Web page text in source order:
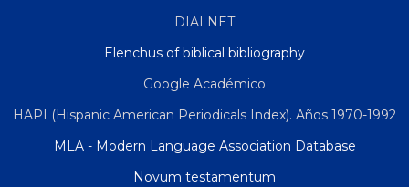
DIALNET
Elenchus of biblical bibliography
Google Académico
HAPI (Hispanic American Periodicals Index). Años 1970-1992
MLA - Modern Language Association Database
Novum testamentum